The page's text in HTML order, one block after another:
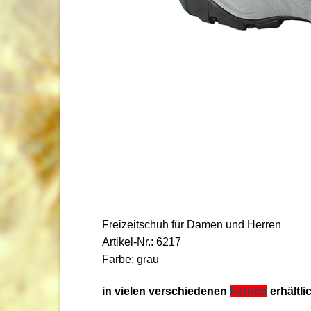
Freizeitschuh für Damen und Herren
Artikel-Nr.: 6217
Farbe: grau
in vielen verschiedenen Farben